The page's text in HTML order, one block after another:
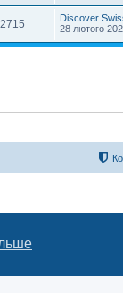
2715
Discover
28 лютого